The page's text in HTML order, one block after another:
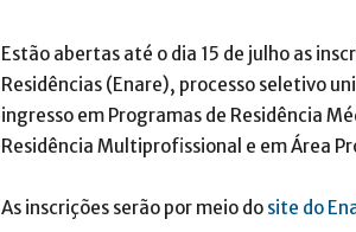
Estão abertas até o dia 15 de julho as
Residências (Enare), processo seletivo
ingresso em Programas de Residência
Residência Multiprofissional e em Área
As inscrições serão por meio do site do